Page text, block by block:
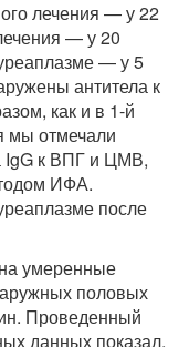
лечения — у 22
— у 20
— у 5
антитела к
как и в 1-й
мы отмечали
IgG к ВПГ и ЦМВ,
ИФА.
после
умеренные
половых
Проведенный
данных показал,